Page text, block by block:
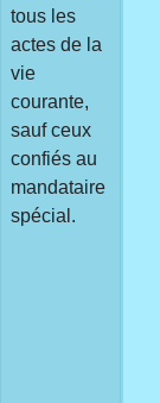
tous les
actes de la
vie
courante,
sauf ceux
confiés au
mandataire
spécial.